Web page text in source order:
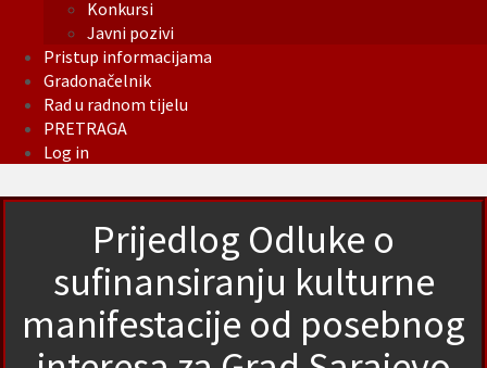
Konkursi
Javni pozivi
Pristup informacijama
Gradonačelnik
Rad u radnom tijelu
PRETRAGA
Log in
Prijedlog Odluke o
sufinansiranju kulturne
manifestacije od posebnog